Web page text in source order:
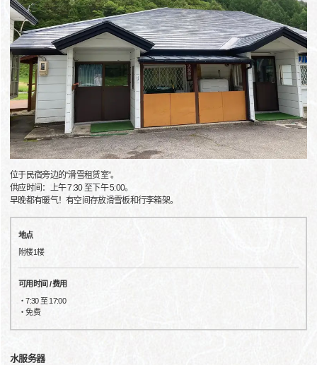
位于民宿旁边的“滑雪租赁室”。
供应时间：上午 7:30 至下午 5:00。
早晚都有暖气！有空间存放滑雪板和行李箱架。
地点
附楼1楼
可用时间 / 费用
・7:30 至 17:00
・免费
水服务器